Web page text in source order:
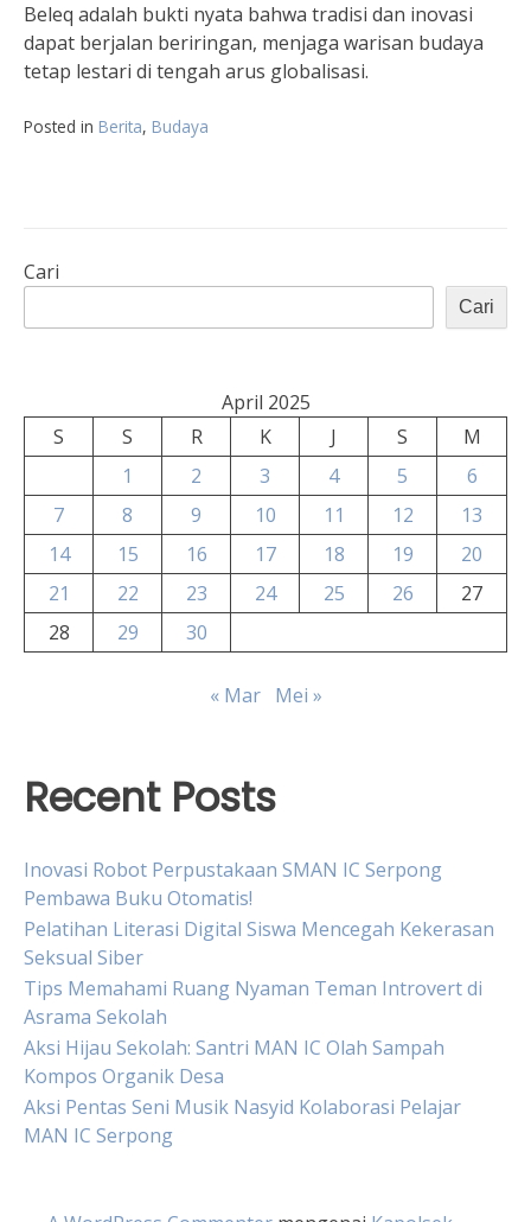
Beleq adalah bukti nyata bahwa tradisi dan inovasi
dapat berjalan beriringan, menjaga warisan budaya
tetap lestari di tengah arus globalisasi.
Posted in Berita, Budaya
Cari
Cari
April 2025
S
S R K J S
M
1
2 3 4 5
6
7
8 9 10 11 12
13
14
15 16 17 18 19
20
21
22 23 24 25 26
27
28
29 30
« Mar Mei »
Recent Posts
Inovasi Robot Perpustakaan SMAN IC Serpong
Pembawa Buku Otomatis!
Pelatihan Literasi Digital Siswa Mencegah Kekerasan
Seksual Siber
Tips Memahami Ruang Nyaman Teman Introvert di
Asrama Sekolah
Aksi Hijau Sekolah: Santri MAN IC Olah Sampah
Kompos Organik Desa
Aksi Pentas Seni Musik Nasyid Kolaborasi Pelajar
MAN IC Serpong